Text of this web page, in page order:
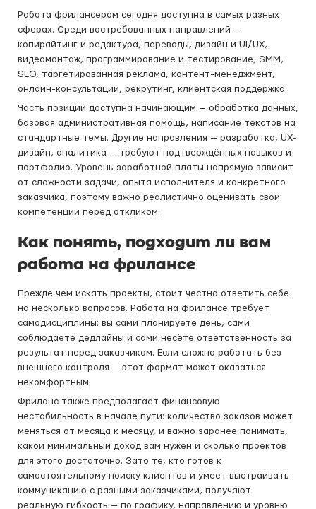
Работа фрилансером сегодня доступна в самых разных
сферах. Среди востребованных направлений —
копирайтинг и редактура, переводы, дизайн и UI/UX,
видеомонтаж, программирование и тестирование, SMM,
SEO, таргетированная реклама, контент-менеджмент,
онлайн-консультации, рекрутинг, клиентская поддержка.
Часть позиций доступна начинающим — обработка данных,
базовая административная помощь, написание текстов на
стандартные темы. Другие направления — разработка, UX-
дизайн, аналитика — требуют подтверждённых навыков и
портфолио. Уровень заработной платы напрямую зависит
от сложности задачи, опыта исполнителя и конкретного
заказчика, поэтому важно реалистично оценивать свои
компетенции перед откликом.
Как понять, подходит ли вам
работа на фрилансе
Прежде чем искать проекты, стоит честно ответить себе
на несколько вопросов. Работа на фрилансе требует
самодисциплины: вы сами планируете день, сами
соблюдаете дедлайны и сами несёте ответственность за
результат перед заказчиком. Если сложно работать без
внешнего контроля — этот формат может оказаться
некомфортным.
Фриланс также предполагает финансовую
нестабильность в начале пути: количество заказов может
меняться от месяца к месяцу, и важно заранее понимать,
какой минимальный доход вам нужен и сколько проектов
для этого достаточно. Зато те, кто готов к
самостоятельному поиску клиентов и умеет выстраивать
коммуникацию с разными заказчиками, получают
реальную гибкость — по графику, направлению и уровню